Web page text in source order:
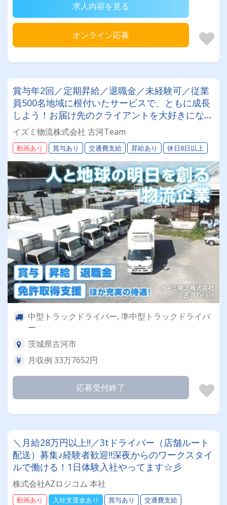
求人内容を見る
オンライン応募
賞与年2回／定期昇給／退職金／未経験可／従業
員500名地域に根付いたサービスで、ともに成長
しよう！お届け先のクライアントを大好きになれ
る！そして自分の仕事に誇りを持てるんです!!!そ
の理由は？詳しくは詳細をチェック！！！
イズミ物流株式会社 古河Team
動画あり 賞与あり 交通費支給 昇給あり 休日8日以上
中型トラックドライバー, 準中型トラックドライバ
ー
茨城県古河市
月収例 33万7652円
応募受付終了
＼月給28万円以上‼／3tドライバー（店舗ルート
配送）募集♪経験者歓迎‼深夜からのワークスタイ
ルで働ける！1日体験入社やってます☆彡
株式会社AZロジコム 本社
動画あり 入社支度金あり 賞与あり
交通費支給